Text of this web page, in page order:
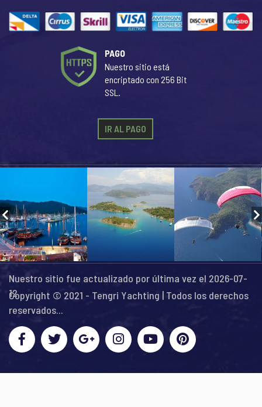
PAGO
Nuestro sitio está
encriptado con 256 Bit
SSL.
IR AL PAGO
Nuestro sitio fue actualizado por última vez el 2026-07-
12
Copyright © 2021 - Tengri Yachting | Todos los derechos
reservados...